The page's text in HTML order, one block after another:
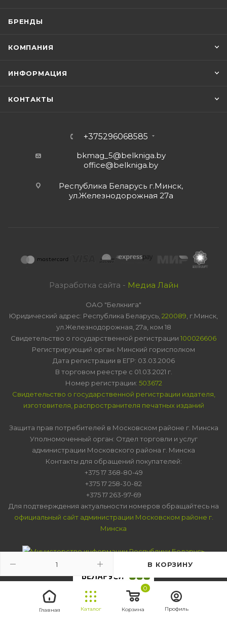
В КОРЗИНУ
Главная Каталог Корзина
0
Профиль
БРЕНДЫ
КОМПАНИЯ
ИНФОРМАЦИЯ
КОНТАКТЫ
+375296068585
bkmag_5@belkniga.by
office@belkniga.by
Республика Беларусь г.Минск,
ул.Железнодорожная 27а
Разработка сайта - Медиа Лайн
ОАО "Белкнига"
Юридический адрес: Республика Беларусь, 220089 , г.Минск,
ул.Железнодорожная, 27а, ком 18
Свидетельство о государственной регистрации 100026606
Регистрирующий орган: Минский горисполком
Дата регистрации в ЕГР: 03.03.2006
В торговом реестре с 01.03.2021 г.
Номер регистрации: 503672
Свидетельство о государственной регистрации издателя,
изготовителя, распространителя печатных изданий
Защита прав потребителей в Московском районе г. Минска
Уполномоченный орган: Отдел торговли и услуг
администрации Московского района г. Минска
Контакты для обращений покупателей:
+375 17 368-80-49
+375 17 258-30-82
+375 17 263-97-69
Для подтверждения актуальности номеров обращайтесь на
официальный сайт администрации Московском районе г.
Минска